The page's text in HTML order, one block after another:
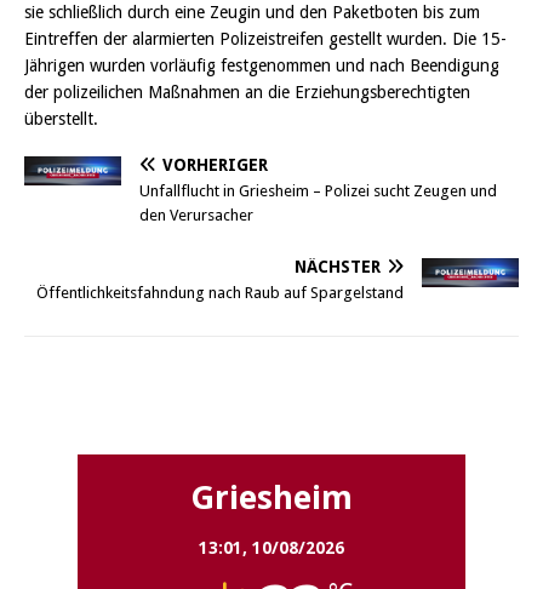
sie schließlich durch eine Zeugin und den Paketboten bis zum
Eintreffen der alarmierten Polizeistreifen gestellt wurden. Die 15-
Jährigen wurden vorläufig festgenommen und nach Beendigung
der polizeilichen Maßnahmen an die Erziehungsberechtigten
überstellt.
VORHERIGER
Unfallflucht in Griesheim – Polizei sucht Zeugen und
den Verursacher
NÄCHSTER
Öffentlichkeitsfahndung nach Raub auf Spargelstand
Griesheim
13:01, 10/08/2026